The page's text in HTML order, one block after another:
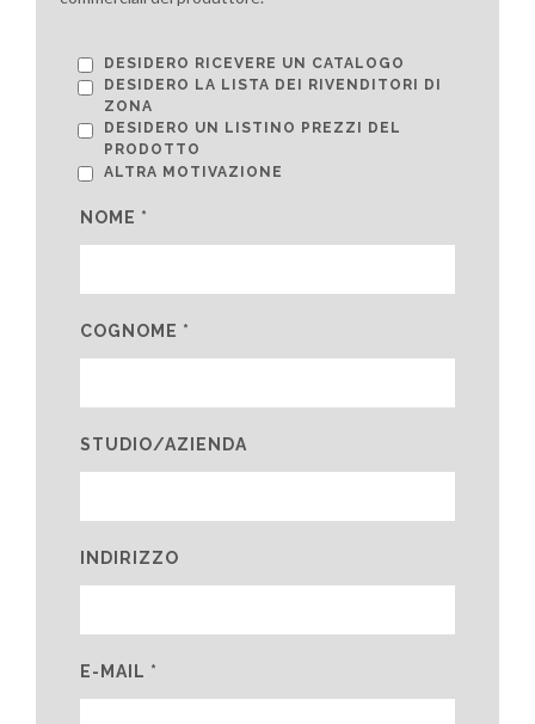
DESIDERO RICEVERE UN CATALOGO
DESIDERO LA LISTA DEI RIVENDITORI DI
ZONA
DESIDERO UN LISTINO PREZZI DEL
PRODOTTO
ALTRA MOTIVAZIONE
NOME *
COGNOME *
STUDIO/AZIENDA
INDIRIZZO
E-MAIL *